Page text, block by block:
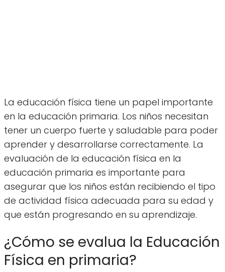
La educación física tiene un papel importante
en la educación primaria. Los niños necesitan
tener un cuerpo fuerte y saludable para poder
aprender y desarrollarse correctamente. La
evaluación de la educación física en la
educación primaria es importante para
asegurar que los niños están recibiendo el tipo
de actividad física adecuada para su edad y
que están progresando en su aprendizaje.
¿Cómo se evalua la Educación
Física en primaria?